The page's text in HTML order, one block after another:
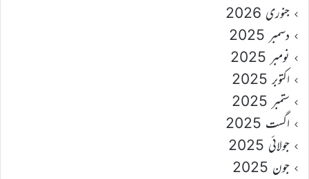
جنوری 2026
دسمبر 2025
نومبر 2025
اکتوبر 2025
ستمبر 2025
اگست 2025
جولائی 2025
جون 2025